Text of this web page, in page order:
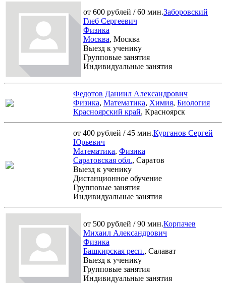
от 600 рублей / 60 мин.Заборовский
Глеб Сергеевич
Физика
Москва, Москва
Выезд к ученику
Групповые занятия
Индивидуальные занятия
Федотов Даниил Александрович
Физика, Математика, Химия, Биология
Красноярский край, Красноярск
от 400 рублей / 45 мин.Курганов Сергей
Юрьевич
Математика, Физика
Саратовская обл., Саратов
Выезд к ученику
Дистанционное обучение
Групповые занятия
Индивидуальные занятия
от 500 рублей / 90 мин.Корпачев
Михаил Александрович
Физика
Башкирская респ., Салават
Выезд к ученику
Групповые занятия
Индивидуальные занятия